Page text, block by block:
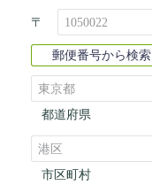
〒
郵便番号から検索
都道府県
市区町村